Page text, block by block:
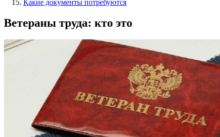
Какие документы потребуются
Ветераны труда: кто это